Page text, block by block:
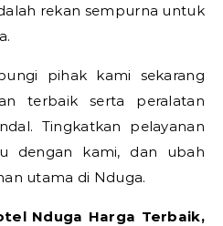
rekan sempurna untuk
pihak kami sekarang
terbaik serta peralatan
Tingkatkan pelayanan
dengan kami, dan ubah
utama di Nduga.
Nduga Harga Terbaik,